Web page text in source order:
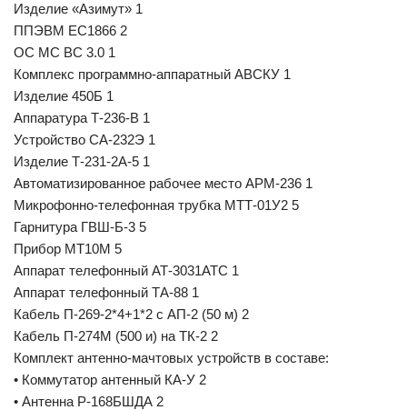
Изделие «Азимут» 1
ППЭВМ ЕС1866 2
ОС МС ВС 3.0 1
Комплекс программно-аппаратный АВСКУ 1
Изделие 450Б 1
Аппаратура Т-236-В 1
Устройство СА-232Э 1
Изделие Т-231-2А-5 1
Автоматизированное рабочее место АРМ-236 1
Микрофонно-телефонная трубка МТТ-01У2 5
Гарнитура ГВШ-Б-3 5
Прибор МТ10М 5
Аппарат телефонный АТ-3031АТС 1
Аппарат телефонный ТА-88 1
Кабель П-269-2*4+1*2 с АП-2 (50 м) 2
Кабель П-274М (500 и) на ТК-2 2
Комплект антенно-мачтовых устройств в составе:
• Коммутатор антенный КА-У 2
• Антенна Р-168БШДА 2